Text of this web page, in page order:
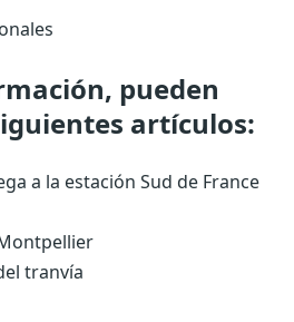
pueden
artículos:
a la estación Sud de France
tranvía